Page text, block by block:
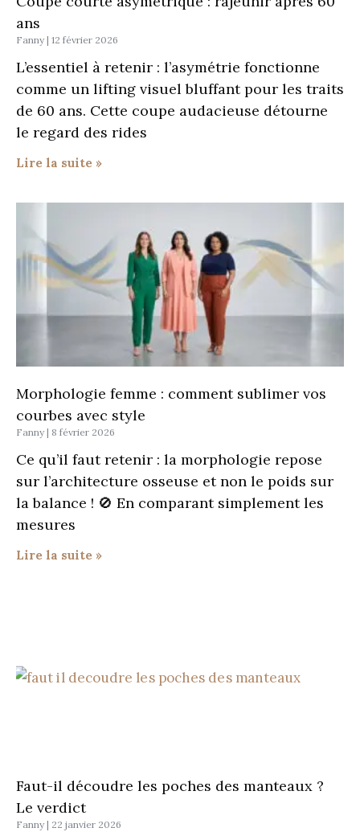
ans
Fanny 12 février 2026
L’essentiel à retenir : l’asymétrie fonctionne
comme un lifting visuel bluffant pour les traits
de 60 ans. Cette coupe audacieuse détourne
le regard des rides
Lire la suite »
Morphologie femme : comment sublimer vos
courbes avec style
Fanny 8 février 2026
Ce qu’il faut retenir : la morphologie repose
sur l’architecture osseuse et non le poids sur
la balance ! 🚫 En comparant simplement les
mesures
Lire la suite »
Faut-il découdre les poches des manteaux ?
Le verdict
Fanny 22 janvier 2026